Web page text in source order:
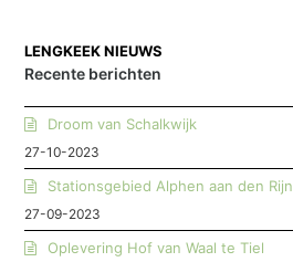
LENGKEEK NIEUWS
Recente berichten
Droom van Schalkwijk
27-10-2023
Stationsgebied Alphen aan den Rijn
27-09-2023
Oplevering Hof van Waal te Tiel